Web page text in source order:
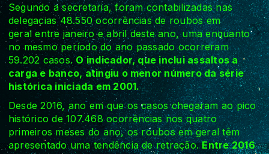
Segundo a secretaria, foram contabilizadas nas
delegacias 48.550 ocorrências de roubos em
geral entre janeiro e abril deste ano, uma enquanto
no mesmo período do ano passado ocorreram
59.202 casos.O indicador, que inclui assaltos a
carga e banco, atingiu o menor número da série
histórica iniciada em 2001.
Desde 2016, ano em que os casos chegaram ao pico
histórico de 107.468 ocorrências nos quatro
primeiros meses do ano, os roubos em geral têm
apresentado uma tendência de retração.Entre 2016